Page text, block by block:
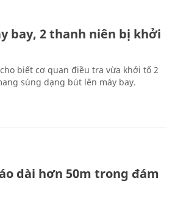
bay, 2 thanh niên bị khởi
biết cơ quan điều tra vừa khởi tố 2
súng dạng bút lên máy bay.
dài hơn 50m trong đám